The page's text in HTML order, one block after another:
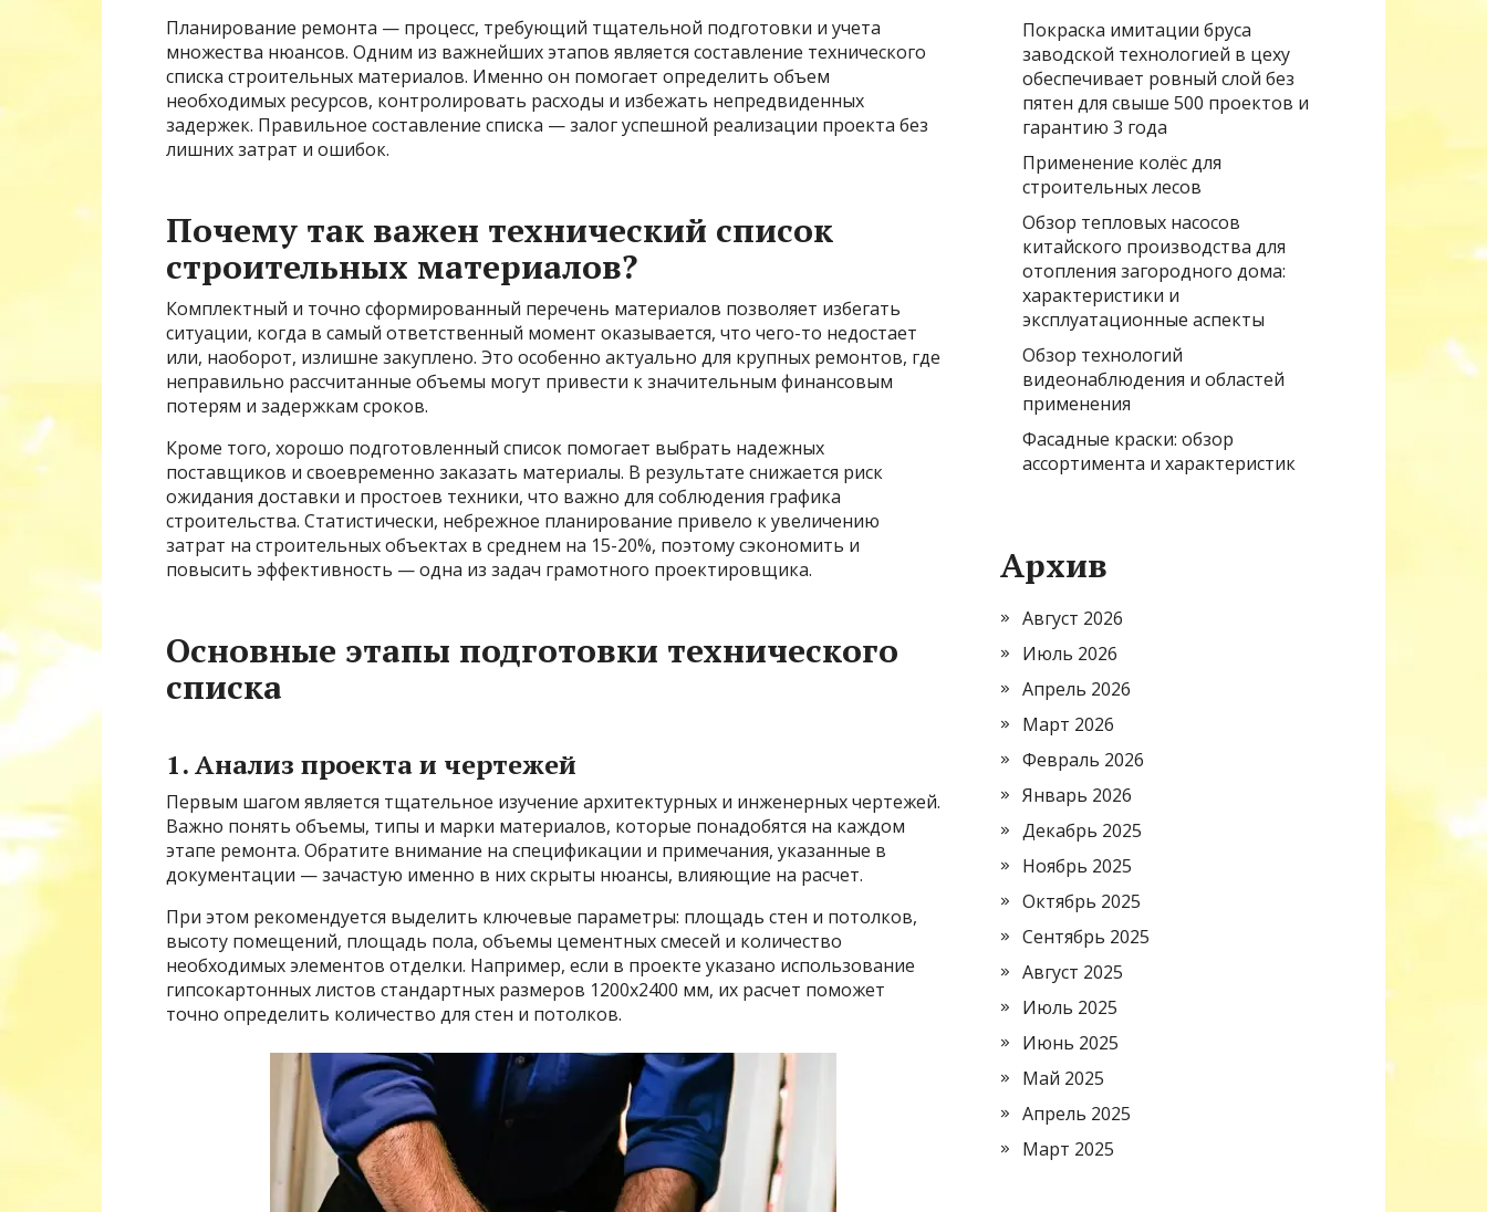
Планирование ремонта — процесс, требующий тщательной подготовки и учета
множества нюансов. Одним из важнейших этапов является составление технического
списка строительных материалов. Именно он помогает определить объем
необходимых ресурсов, контролировать расходы и избежать непредвиденных
задержек. Правильное составление списка — залог успешной реализации проекта без
лишних затрат и ошибок.
Почему так важен технический список
строительных материалов?
Комплектный и точно сформированный перечень материалов позволяет избегать
ситуации, когда в самый ответственный момент оказывается, что чего-то недостает
или, наоборот, излишне закуплено. Это особенно актуально для крупных ремонтов, где
неправильно рассчитанные объемы могут привести к значительным финансовым
потерям и задержкам сроков.
Кроме того, хорошо подготовленный список помогает выбрать надежных
поставщиков и своевременно заказать материалы. В результате снижается риск
ожидания доставки и простоев техники, что важно для соблюдения графика
строительства. Статистически, небрежное планирование привело к увеличению
затрат на строительных объектах в среднем на 15-20%, поэтому сэкономить и
повысить эффективность — одна из задач грамотного проектировщика.
Основные этапы подготовки технического
списка
1. Анализ проекта и чертежей
Первым шагом является тщательное изучение архитектурных и инженерных чертежей.
Важно понять объемы, типы и марки материалов, которые понадобятся на каждом
этапе ремонта. Обратите внимание на спецификации и примечания, указанные в
документации — зачастую именно в них скрыты нюансы, влияющие на расчет.
При этом рекомендуется выделить ключевые параметры: площадь стен и потолков,
высоту помещений, площадь пола, объемы цементных смесей и количество
необходимых элементов отделки. Например, если в проекте указано использование
гипсокартонных листов стандартных размеров 1200х2400 мм, их расчет поможет
точно определить количество для стен и потолков.
Покраска имитации бруса
заводской технологией в цеху
обеспечивает ровный слой без
пятен для свыше 500 проектов и
гарантию 3 года
Применение колёс для
строительных лесов
Обзор тепловых насосов
китайского производства для
отопления загородного дома:
характеристики и
эксплуатационные аспекты
Обзор технологий
видеонаблюдения и областей
применения
Фасадные краски: обзор
ассортимента и характеристик
Архив
Август 2026
Июль 2026
Апрель 2026
Март 2026
Февраль 2026
Январь 2026
Декабрь 2025
Ноябрь 2025
Октябрь 2025
Сентябрь 2025
Август 2025
Июль 2025
Июнь 2025
Май 2025
Апрель 2025
Март 2025